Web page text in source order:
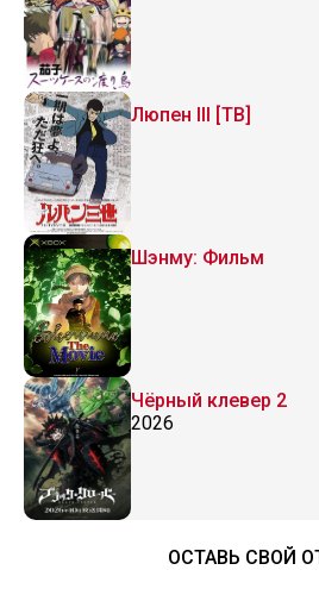
Люпен III [ТВ]
Шэнму: Фильм
Чёрный клевер 2
2026
ОСТАВЬ СВОЙ